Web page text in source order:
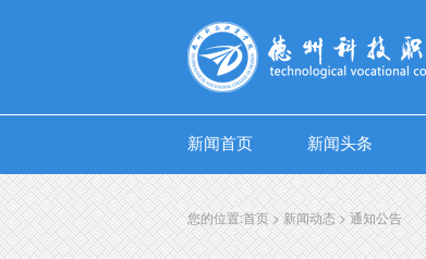
新闻首页 新闻头条
您的位置:首页>新闻动态>通知公告